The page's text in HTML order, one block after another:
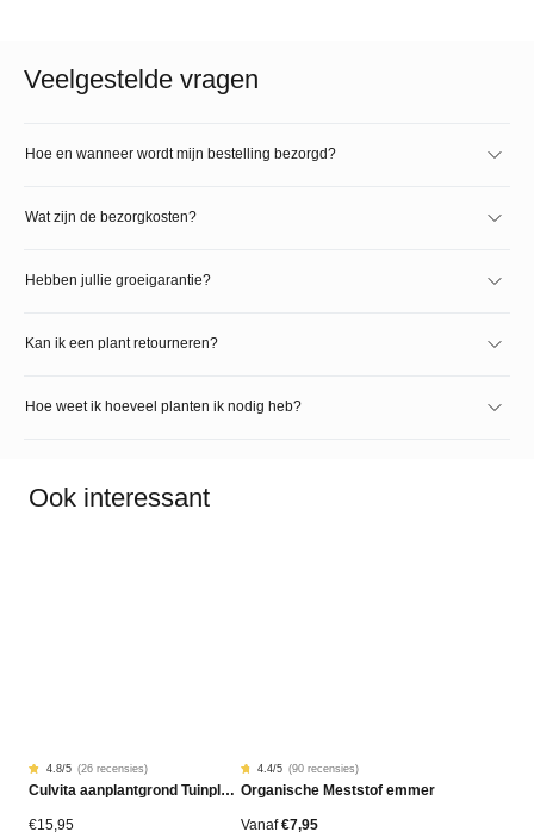
Veelgestelde vragen
Hoe en wanneer wordt mijn bestelling bezorgd?
Wat zijn de bezorgkosten?
Hebben jullie groeigarantie?
Kan ik een plant retourneren?
Hoe weet ik hoeveel planten ik nodig heb?
Ook interessant
Gewaardeerd
4.77
gebaseerd
op
26
4.8/5 (26 recensies)
Culvita aanplantgrond Tuinplanten, Bomen & Hagen BIO 40L
€15,95
Gewaardeerd
4.42
gebaseerd
op
90
4.4/5 (90 recensies)
Organische Meststof emmer
Vanaf €7,95